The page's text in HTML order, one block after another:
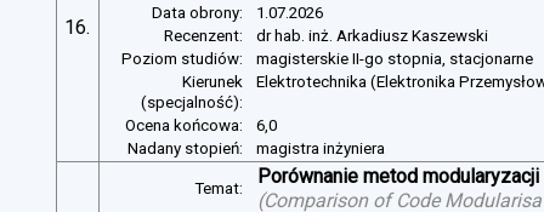
16.
Data obrony:
1.07.2026
Recenzent:
dr hab. inż. Arkadiusz Kaszewski
Poziom studiów:
magisterskie II-go stopnia, stacjonarne
Kierunek
(specjalność):
Elektrotechnika (Elektronika
Ocena końcowa:
6,0
Nadany stopień:
magistra inżyniera
Temat:
Porównanie metod
(Comparison of Code